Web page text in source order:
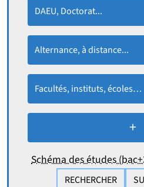
DAEU, Doctorat...
Alternance, à distance...
Facultés, instituts, écoles…
+
Schéma des études
RECHERCHER